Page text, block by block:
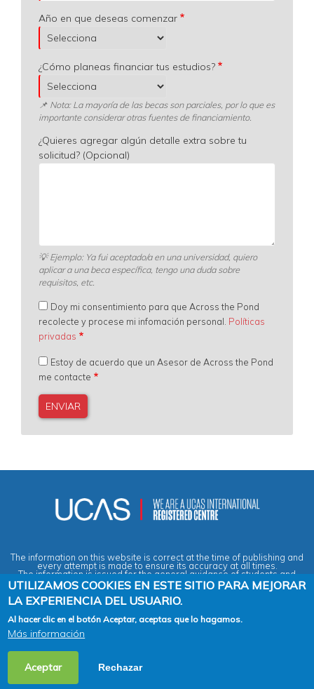
Año en que deseas comenzar
¿Cómo planeas financiar tus estudios?
📌 Nota: La mayoría de las becas son parciales, por lo que es
importante considerar otras fuentes de financiamiento.
¿Quieres agregar algún detalle extra sobre tu
solicitud? (Opcional)
💡Ejemplo: Ya fui aceptado/a en una universidad, quiero
aplicar a una beca específica, tengo una duda sobre
requisitos, etc.
Doy mi consentimiento para que Across the Pond
recolecte y procese mi infomación personal. Políticas
privadas
Estoy de acuerdo que un Asesor de Across the Pond
me contacte
The information on this website is correct at the time of publishing and
every attempt is made to ensure its accuracy at all times.
The information is issued for the general guidance of students and
does not form part of any contract or guarantee.
Privacy & Data Protection Policy|Cookies Policy|Anti-Slavery &
Human Trafficking Statement Terms & Conditions
2026 Copyright © Across the Pond - Study in Britain Ltd. All rights
UTILIZAMOS COOKIES EN ESTE SITIO PARA MEJORAR
LA EXPERIENCIA DEL USUARIO.
Al hacer clic en el botón Aceptar, aceptas que lo hagamos.
Más información
Aceptar Rechazar